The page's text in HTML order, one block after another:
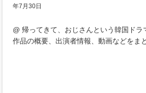
年7月30日
@ 帰ってきて、おじさんという韓国ド
作品の概要、出演者情報、動画などをま